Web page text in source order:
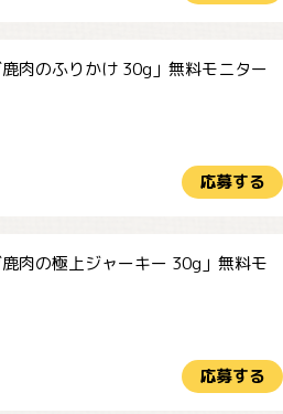
肉のふりかけ 30g」無料モニター
応募する
肉の極上ジャーキー 30g」無料モ
応募する